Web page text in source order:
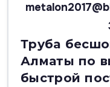
Труба
Алматы по
быстрой